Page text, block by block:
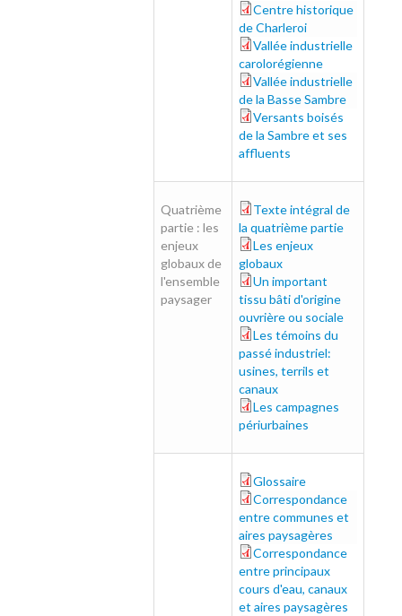
236-245.pdf
Centre historique
de Charleroi
246-253.pdf
Vallée industrielle
carolorégienne
254-261_0.pdf
Vallée industrielle
de la Basse Sambre
262-273.pdf
Versants boisés
de la Sambre et ses
affluents
Quatrième
partie : les
enjeux
globaux de
l'ensemble
paysager
tout_0.pdf
Texte intégral de
la quatrième partie
276-277.pdf
Les enjeux
globaux
278-279.pdf
Un important
tissu bâti d'origine
ouvrière ou sociale
280-281.pdf
Les témoins du
passé industriel:
usines, terrils et
canaux
282-283.pdf
Les campagnes
périurbaines
glossaire_0.pdf
Glossaire
288.pdf
Correspondance
entre communes et
aires paysagères
289.pdf
Correspondance
entre principaux
cours d'eau, canaux
et aires paysagères